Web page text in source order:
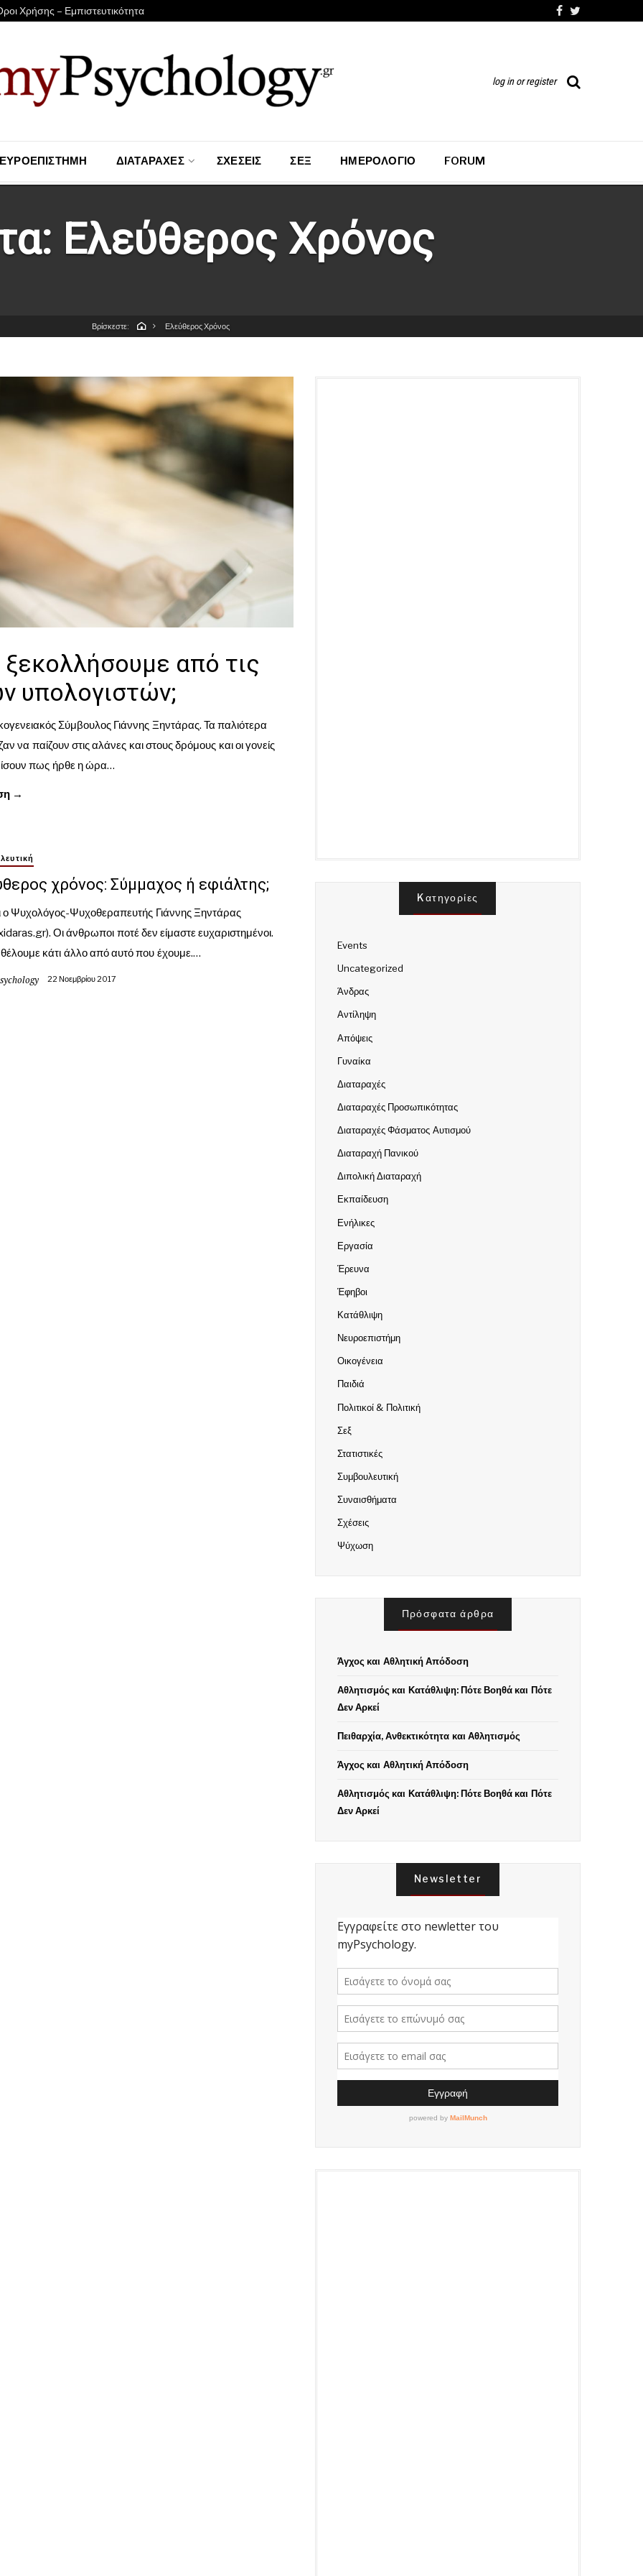
Χρήσης – Εμπιστευτικότητα
log in or register
ΔΙΑΤΑΡΑΧΈΣ ΣΧΈΣΕΙΣ ΣΕΞ ΗΜΕΡΟΛΌΓΙΟ FORUM
Ελεύθερος Χρόνος
Βρίσκεστε: Ελεύθερος Χρόνος
από τις
υπολογιστών;
Σύμβουλος Γιάννης Ξηντάρας. Τα παλιότερα
να παίζουν στις αλάνες και στους δρόμους και οι γονείς
πως ήρθε η ώρα…
→
χρόνος: Σύμμαχος ή εφιάλτης;
ο Ψυχολόγος-Ψυχοθεραπευτής Γιάννης Ξηντάρας
Οι άνθρωποι ποτέ δεν είμαστε ευχαριστημένοι.
κάτι άλλο από αυτό που έχουμε.…
22 Νοεμβρίου 2017
Kατηγορίες
Events
Uncategorized
Άνδρας
Αντίληψη
Απόψεις
Γυναίκα
Διαταραχές
Διαταραχές Προσωπικότητας
Διαταραχές Φάσματος Αυτισμού
Διαταραχή Πανικού
Διπολική Διαταραχή
Εκπαίδευση
Ενήλικες
Εργασία
Έρευνα
Έφηβοι
Κατάθλιψη
Νευροεπιστήμη
Οικογένεια
Παιδιά
Πολιτικοί & Πολιτική
Σεξ
Στατιστικές
Συμβουλευτική
Συναισθήματα
Σχέσεις
Ψύχωση
Πρόσφατα άρθρα
Άγχος και Αθλητική Απόδοση
Αθλητισμός και Κατάθλιψη: Πότε Βοηθά και Πότε
Δεν Αρκεί
Πειθαρχία, Ανθεκτικότητα και Αθλητισμός
Άγχος και Αθλητική Απόδοση
Αθλητισμός και Κατάθλιψη: Πότε Βοηθά και Πότε
Δεν Αρκεί
Newsletter